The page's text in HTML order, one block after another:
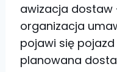
awizacja dostaw
organizacja
pojawi się
planowana